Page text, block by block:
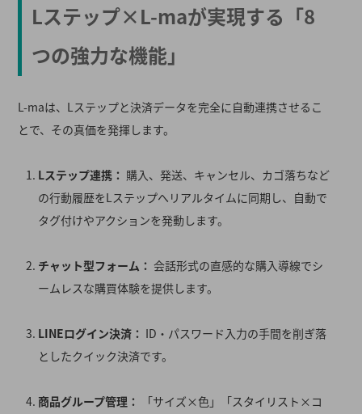
Lステップ×L-maが実現する「8
つの強力な機能」
L-maは、Lステップと決済データを完全に自動連携させるこ
とで、その真価を発揮します。
Lステップ連携： 購入、発送、キャンセル、カゴ落ちなど
の行動履歴をLステップへリアルタイムに同期し、自動で
タグ付けやアクションを発動します。
チャット型フォーム： 会話形式の直感的な購入導線でシ
ームレスな購買体験を提供します。
LINEログイン決済： ID・パスワード入力の手間を削ぎ落
としたクイック決済です。
商品グループ管理：
「サイズ×色」「スタイリスト×コ